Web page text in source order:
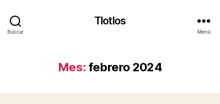
Buscar
Tlotlos
Menú
Mes: febrero 2024